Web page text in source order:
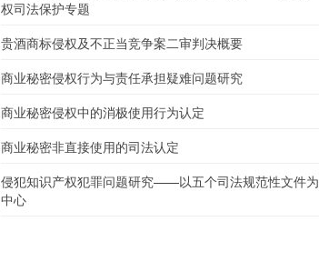
权司法保护专题
贵酒商标侵权及不正当竞争案二审判决概要
商业秘密侵权行为与责任承担疑难问题研究
商业秘密侵权中的消极使用行为认定
商业秘密非直接使用的司法认定
侵犯知识产权犯罪问题研究——以五个司法规范性文件为
中心